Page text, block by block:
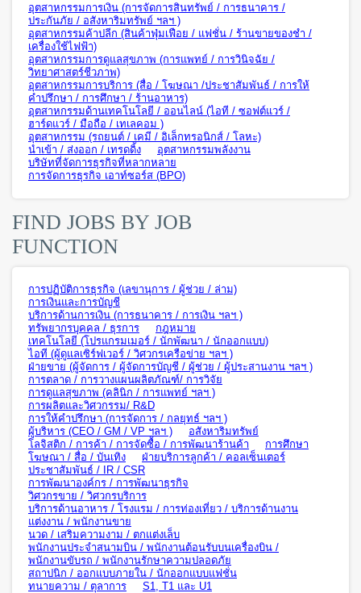
อุตสาหกรรมการเงิน (การจัดการสินทรัพย์ / การธนาคาร /
ประกันภัย / อสังหาริมทรัพย์ ฯลฯ )
อุตสาหกรรมค้าปลีก (สินค้าฟุ่มเฟือย / แฟชั่น / ร้านขายของชำ /
เครื่องใช้ไฟฟ้า)
อุตสาหกรรมการดูแลสุขภาพ (การแพทย์ / การวินิจฉัย /
วิทยาศาสตร์ชีวภาพ)
อุตสาหกรรมการบริการ (สื่อ / โฆษณา /ประชาสัมพันธ์ / การให้
คำปรึกษา / การศึกษา / ร้านอาหาร)
อุตสาหกรรมด้านเทคโนโลยี / ออนไลน์ (ไอที / ซอฟต์แวร์ /
ฮาร์ดแวร์ / มือถือ / เทเลคอม )
อุตสาหกรรม (รถยนต์ / เคมี / อิเล็กทรอนิกส์ / โลหะ)
นำเข้า / ส่งออก / เทรดดิ้ง
อุตสาหกรรมพลังงาน
บริษัทที่จัดการธุรกิจที่หลากหลาย
การจัดการธุรกิจ เอาท์ซอร์ส (BPO)
FIND JOBS BY JOB
FUNCTION
การปฏิบัติการธุรกิจ (เลขานุการ / ผู้ช่วย / ล่าม)
การเงินและการบัญชี
บริการด้านการเงิน (การธนาคาร / การเงิน ฯลฯ )
ทรัพยากรบุคคล / ธุรการ
กฎหมาย
เทคโนโลยี (โปรแกรมเมอร์ / นักพัฒนา / นักออกแบบ)
ไอที (ผู้ดูแลเซิร์ฟเวอร์ / วิศวกรเครือข่าย ฯลฯ )
ฝ่ายขาย (ผู้จัดการ / ผู้จัดการบัญชี / ผู้ช่วย / ผู้ประสานงาน ฯลฯ )
การตลาด / การวางแผนผลิตภัณฑ์/ การวิจัย
การดูแลสุขภาพ (คลินิก / การแพทย์ ฯลฯ )
การผลิตและวิศวกรรม/ R&D
การให้คำปรึกษา (การจัดการ / กลยุทธ์ ฯลฯ )
ผู้บริหาร (CEO / GM / VP ฯลฯ )
อสังหาริมทรัพย์
โลจิสติก / การค้า / การจัดซื้อ / การพัฒนาร้านค้า
การศึกษา
โฆษณา / สื่อ / บันเทิง
ฝ่ายบริการลูกค้า / คอลเซ็นเตอร์
ประชาสัมพันธ์ / IR / CSR
การพัฒนาองค์กร / การพัฒนาธุรกิจ
วิศวกรขาย / วิศวกรบริการ
บริการด้านอาหาร / โรงแรม / การท่องเที่ยว / บริการด้านงาน
แต่งงาน / พนักงานขาย
นวด / เสริมความงาม / ตกแต่งเล็บ
พนักงานประจำสนามบิน / พนักงานต้อนรับบนเครื่องบิน /
พนักงานขับรถ / พนักงานรักษาความปลอดภัย
สถาปนิก / ออกแบบภายใน / นักออกแบบแฟชั่น
ทนายความ / ตุลาการ
S1, T1 และ U1